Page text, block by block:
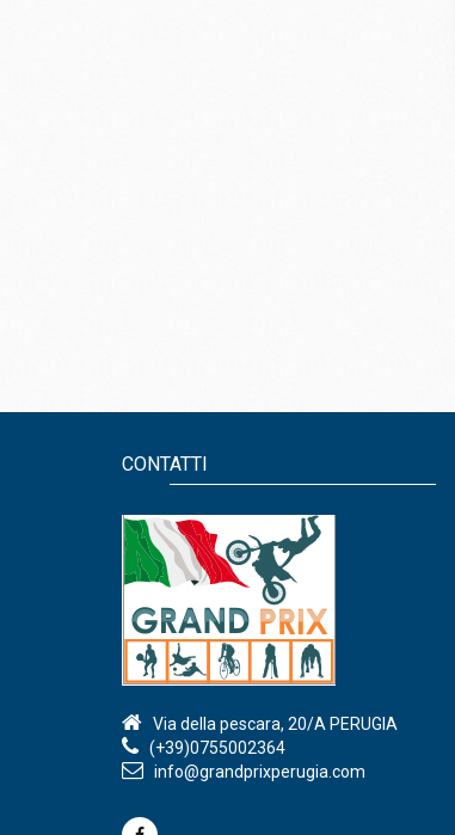
CONTATTI
Via della pescara, 20/A PERUGIA
(+39)0755002364
info@grandprixperugia.com